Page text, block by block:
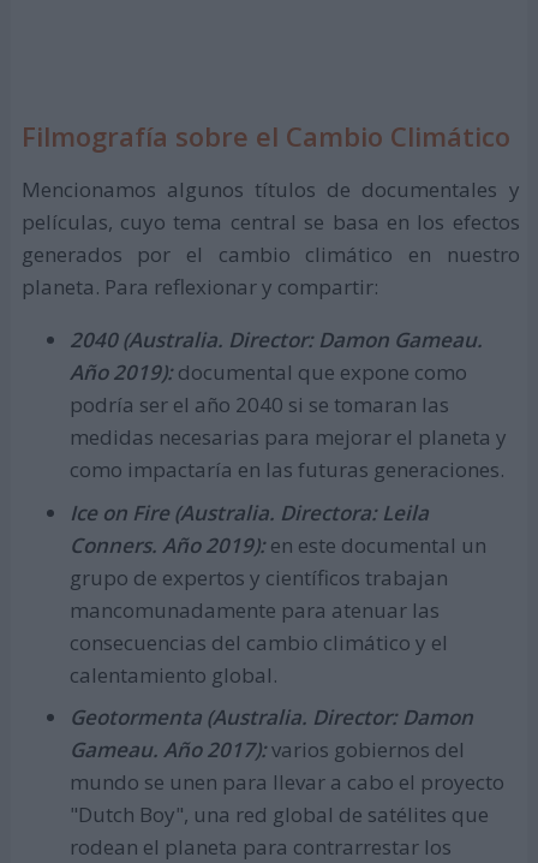
Filmografía sobre el Cambio Climático
Mencionamos algunos títulos de documentales y
películas, cuyo tema central se basa en los efectos
generados por el cambio climático en nuestro
planeta. Para reflexionar y compartir:
2040 (Australia. Director: Damon Gameau.
Año 2019): documental que expone como
podría ser el año 2040 si se tomaran las
medidas necesarias para mejorar el planeta y
como impactaría en las futuras generaciones.
Ice on Fire (Australia. Directora: Leila
Conners. Año 2019):en este documental un
grupo de expertos y científicos trabajan
mancomunadamente para atenuar las
consecuencias del cambio climático y el
calentamiento global.
Geotormenta (Australia. Director: Damon
Gameau. Año 2017):varios gobiernos del
mundo se unen para llevar a cabo el proyecto
"Dutch Boy", una red global de satélites que
rodean el planeta para contrarrestar los